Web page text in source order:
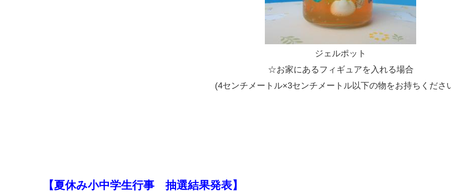
ジェルポット
☆お家にあるフィギュアを入れる場合
(4センチメートル×3センチメートル以下の物をお持ちくださ
【夏休み小中学生行事 抽選結果発表】